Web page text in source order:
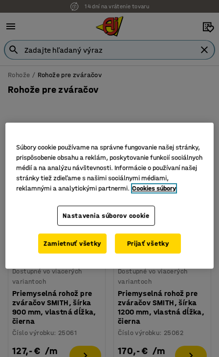
14 dní na vrátenie tovaru
Rohože Rohože pre zváračov
Rohože pre zváračov
3 produktov
Dostupné vo viacerých
variantoch
Priemyselná rohož pre
zváračov SMITH, šírka
900 mm, vlastná dĺžka,
čierna
Číslo výrobku: 25061
127,- € /m
Dostupné vo viacerých
variantoch
Priemyselná rohož pre
zváračov SMITH, šírka
1200 mm, vlastná dĺžka,
čierna
Číslo výrobku: 25062
170,- € /m
Súbory cookie používame na správne fungovanie našej stránky,
prispôsobenie obsahu a reklám, poskytovanie funkcií sociálnych
médií a na analýzu návštevnosti. Informácie o používaní našej
stránky tiež zdieľame s našimi sociálnymi médiami,
reklamnými a analytickými partnermi. Cookies súbory
Nastavenia súborov cookie
Zamietnuť všetky Prijať všetky